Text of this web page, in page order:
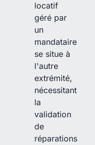
locatif
géré par
un
mandataire
se situe à
l'autre
extrémité,
nécessitant
la
validation
de
réparations